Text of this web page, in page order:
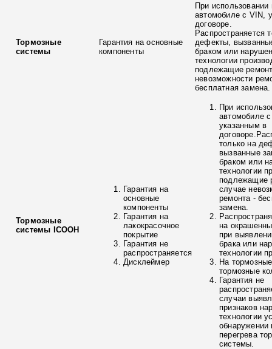
Тормозные
системы
Гарантия на основные
компоненты
При использовании
автомобиле с VIN,
договоре.
Распространяется
дефекты,
браком или
технологии
подлежащие
невозможности
бесплатная замена.
Тормозные
системы ICOOH
Гарантия на
основные
компоненты
Гарантия на
лакокрасочное
покрытие
Гарантия не
распространяется
Дисклеймер
При
автомобиле
указанным в
только на
вызванные
браком или
технологии
подлежащие
случае
ремонта -
замена.
на
при
брака или
технологии
На
тормозные
Гарантия не
случаи
признаков
технологии
обнаружении
перегрева
системы.